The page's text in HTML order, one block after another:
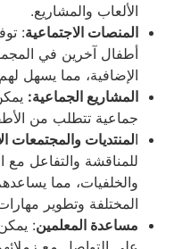
الألعاب والمشاريع.
المنصات الاجتماعية:
أطفال آخرين في
الإضافية، مما يسهل
المشاريع الجماعية:
جماعية تتطلب من
المنتديات والمجتمعات
للمناقشة والتفاعل
والخلفيات، مما
المختلفة وتطوير
مساعدة المعلمين: